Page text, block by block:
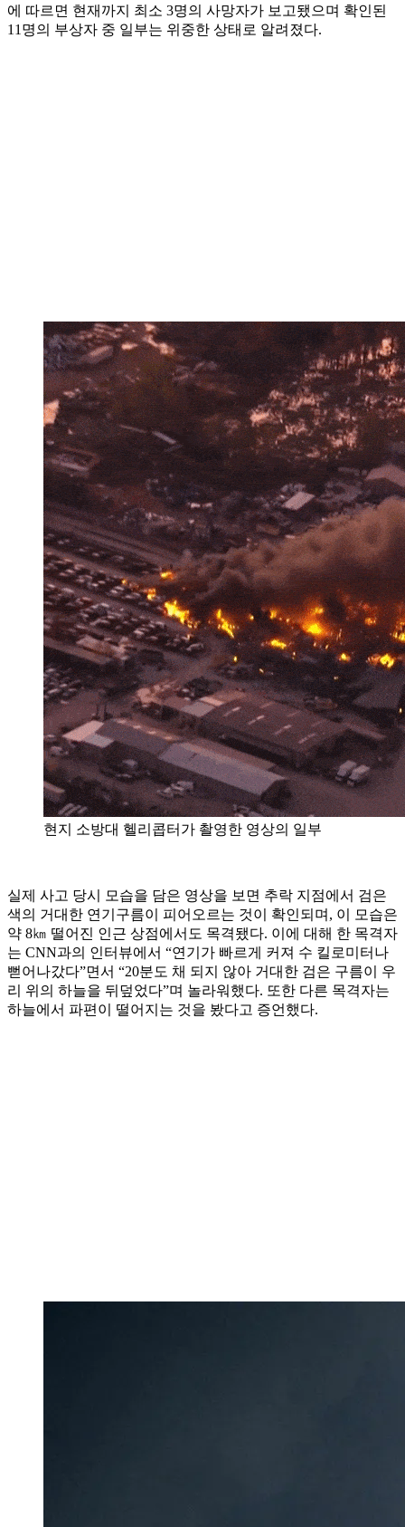
에 따르면 현재까지 최소 3명의 사망자가 보고됐으며 확인된
11명의 부상자 중 일부는 위중한 상태로 알려졌다.
현지 소방대 헬리콥터가 촬영한 영상의 일부
실제 사고 당시 모습을 담은 영상을 보면 추락 지점에서 검은
색의 거대한 연기구름이 피어오르는 것이 확인되며, 이 모습은
약 8㎞ 떨어진 인근 상점에서도 목격됐다. 이에 대해 한 목격자
는 CNN과의 인터뷰에서 “연기가 빠르게 커져 수 킬로미터나
뻗어나갔다”면서 “20분도 채 되지 않아 거대한 검은 구름이 우
리 위의 하늘을 뒤덮었다”며 놀라워했다. 또한 다른 목격자는
하늘에서 파편이 떨어지는 것을 봤다고 증언했다.